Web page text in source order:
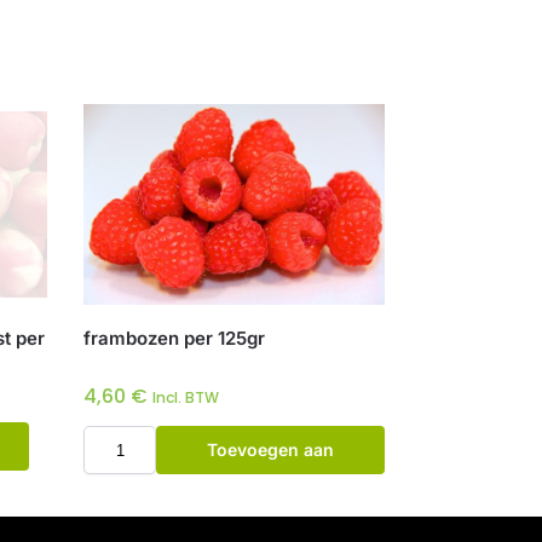
per
frambozen per 125gr
4,60 € Incl. BTW
Toevoegen aan